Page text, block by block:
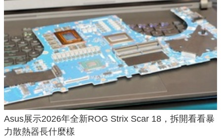
Asus展示2026年全新ROG Strix Scar 18，拆開看看暴
力散熱器長什麼樣